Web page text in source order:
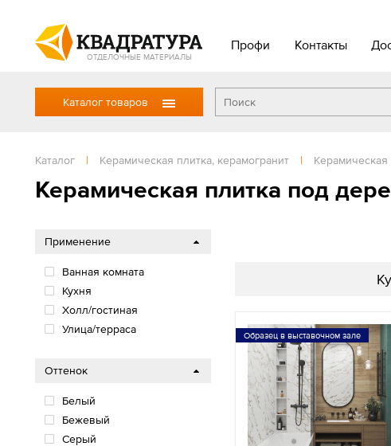
ОТДЕЛОЧНЫЕ МАТЕРИАЛЫ
Профи Контакты
Каталог товаров
Каталог | Керамическая плитка, керамогранит | Керамическая
Керамическая плитка под
Образец в выставочном зале
Применение
Ванная комната
Кухня
Холл/гостиная
Улица/терраса
Оттенок
Белый
Бежевый
Серый